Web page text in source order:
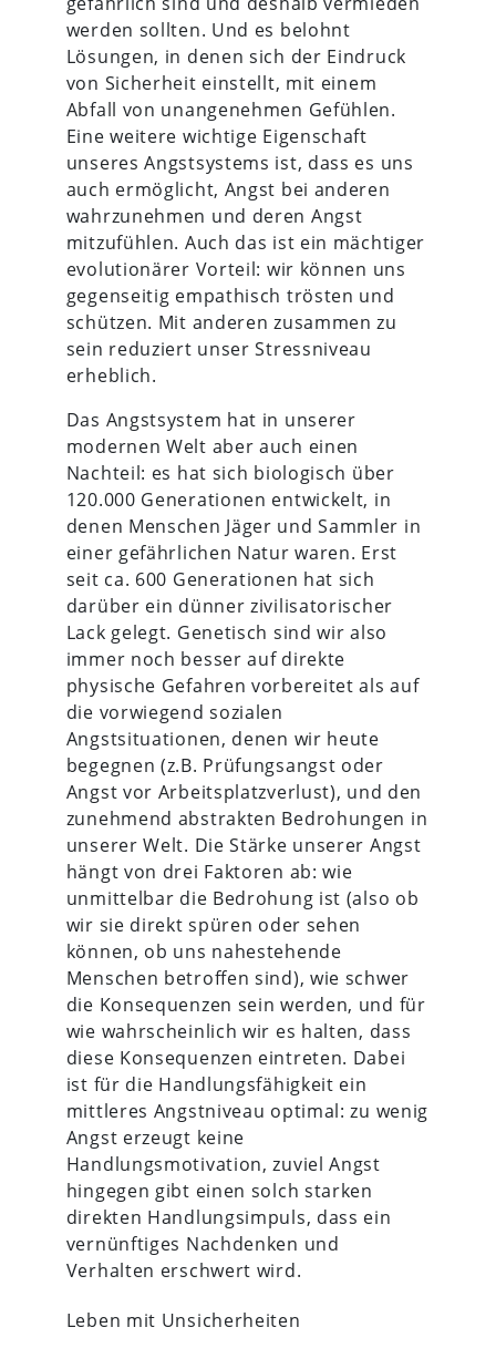
werden sollten. Und es belohnt
Lösungen, in denen sich der Eindruck
von Sicherheit einstellt, mit einem
Abfall von unangenehmen Gefühlen.
Eine weitere wichtige Eigenschaft
unseres Angstsystems ist, dass es uns
auch ermöglicht, Angst bei anderen
wahrzunehmen und deren Angst
mitzufühlen. Auch das ist ein mächtiger
evolutionärer Vorteil: wir können uns
gegenseitig empathisch trösten und
schützen. Mit anderen zusammen zu
sein reduziert unser Stressniveau
erheblich.
Das Angstsystem hat in unserer
modernen Welt aber auch einen
Nachteil: es hat sich biologisch über
120.000 Generationen entwickelt, in
denen Menschen Jäger und Sammler in
einer gefährlichen Natur waren. Erst
seit ca. 600 Generationen hat sich
darüber ein dünner zivilisatorischer
Lack gelegt. Genetisch sind wir also
immer noch besser auf direkte
physische Gefahren vorbereitet als auf
die vorwiegend sozialen
Angstsituationen, denen wir heute
begegnen (z.B. Prüfungsangst oder
Angst vor Arbeitsplatzverlust), und den
zunehmend abstrakten Bedrohungen in
unserer Welt. Die Stärke unserer Angst
hängt von drei Faktoren ab: wie
unmittelbar die Bedrohung ist (also ob
wir sie direkt spüren oder sehen
können, ob uns nahestehende
Menschen betroffen sind), wie schwer
die Konsequenzen sein werden, und für
wie wahrscheinlich wir es halten, dass
diese Konsequenzen eintreten. Dabei
ist für die Handlungsfähigkeit ein
mittleres Angstniveau optimal: zu wenig
Angst erzeugt keine
Handlungsmotivation, zuviel Angst
hingegen gibt einen solch starken
direkten Handlungsimpuls, dass ein
vernünftiges Nachdenken und
Verhalten erschwert wird.
Leben mit Unsicherheiten